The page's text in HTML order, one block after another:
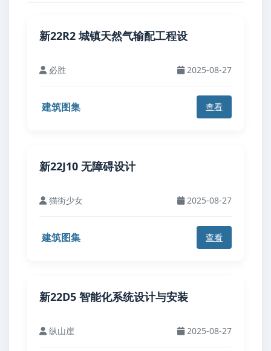
新22R2 城镇天然气输配工程设
必胜 2025-08-27
建筑图集 查看
新22J10 无障碍设计
猫街少女 2025-08-27
建筑图集 查看
新22D5 智能化系统设计与安装
纵山崖 2025-08-27